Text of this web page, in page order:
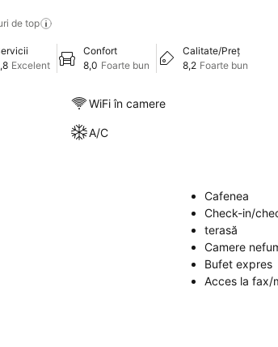
de top
Excelent
Confort
8,0 Foarte bun
Calitate/Preț
8,2 Foarte bun
WiFi în camere
A/C
Cafenea
Check-in/
terasă
Camere
Bufet expres
Acces la fax/